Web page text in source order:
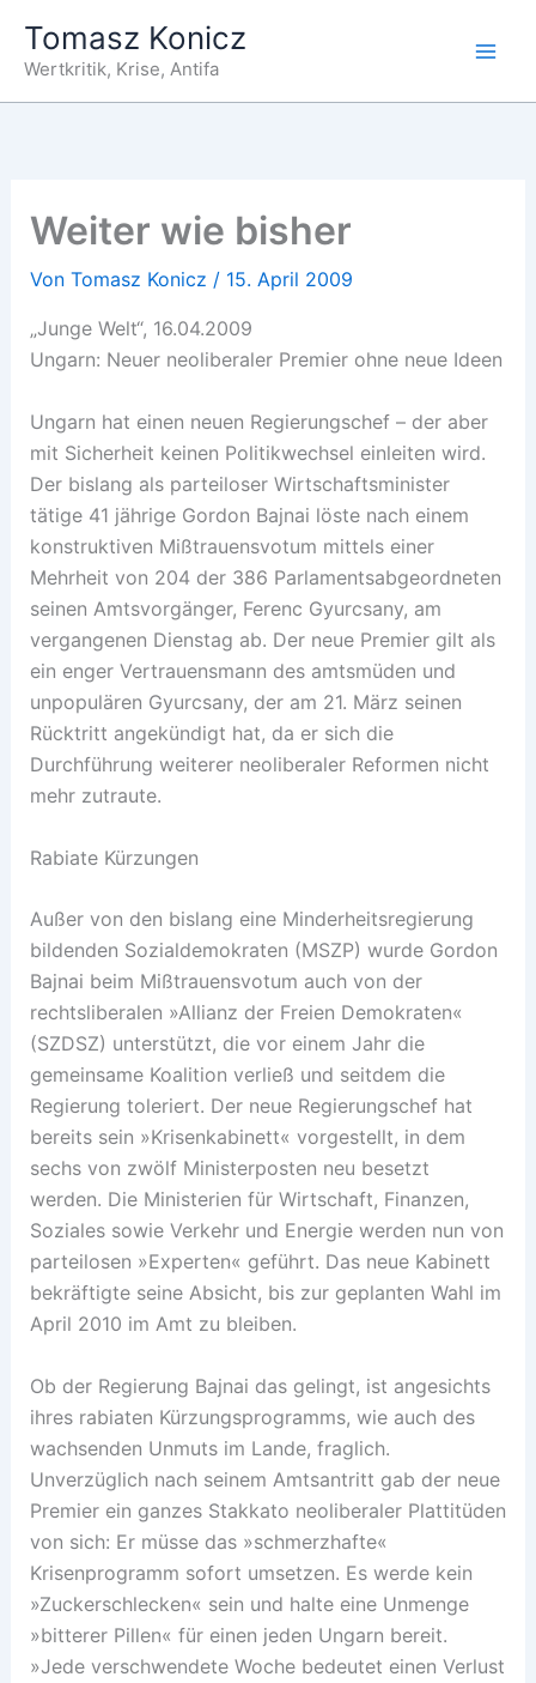
Inhalt
springen
Tomasz Konicz
Wertkritik, Krise, Antifa
Weiter wie bisher
Von Tomasz Konicz / 15. April 2009
„Junge Welt“, 16.04.2009
Ungarn: Neuer neoliberaler Premier ohne neue Ideen
Ungarn hat einen neuen Regierungschef – der aber
mit Sicherheit keinen Politikwechsel einleiten wird.
Der bislang als parteiloser Wirtschaftsminister
tätige 41 jährige Gordon Bajnai löste nach einem
konstruktiven Mißtrauensvotum mittels einer
Mehrheit von 204 der 386 Parlamentsabgeordneten
seinen Amtsvorgänger, Ferenc Gyurcsany, am
vergangenen Dienstag ab. Der neue Premier gilt als
ein enger Vertrauensmann des amtsmüden und
unpopulären Gyurcsany, der am 21. März seinen
Rücktritt angekündigt hat, da er sich die
Durchführung weiterer neoliberaler Reformen nicht
mehr zutraute.
Rabiate Kürzungen
Außer von den bislang eine Minderheitsregierung
bildenden Sozialdemokraten (MSZP) wurde Gordon
Bajnai beim Mißtrauensvotum auch von der
rechtsliberalen »Allianz der Freien Demokraten«
(SZDSZ) unterstützt, die vor einem Jahr die
gemeinsame Koalition verließ und seitdem die
Regierung toleriert. Der neue Regierungschef hat
bereits sein »Krisenkabinett« vorgestellt, in dem
sechs von zwölf Ministerposten neu besetzt
werden. Die Ministerien für Wirtschaft, Finanzen,
Soziales sowie Verkehr und Energie werden nun von
parteilosen »Experten« geführt. Das neue Kabinett
bekräftigte seine Absicht, bis zur geplanten Wahl im
April 2010 im Amt zu bleiben.
Ob der Regierung Bajnai das gelingt, ist angesichts
ihres rabiaten Kürzungsprogramms, wie auch des
wachsenden Unmuts im Lande, fraglich.
Unverzüglich nach seinem Amtsantritt gab der neue
Premier ein ganzes Stakkato neoliberaler Plattitüden
von sich: Er müsse das »schmerzhafte«
Krisenprogramm sofort umsetzen. Es werde kein
»Zuckerschlecken« sein und halte eine Unmenge
»bitterer Pillen« für einen jeden Ungarn bereit.
»Jede verschwendete Woche bedeutet einen Verlust